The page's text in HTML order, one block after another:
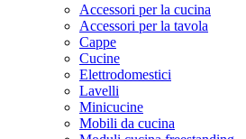
Accessori per la cucina
Accessori per la tavola
Cappe
Cucine
Elettrodomestici
Lavelli
Minicucine
Mobili da cucina